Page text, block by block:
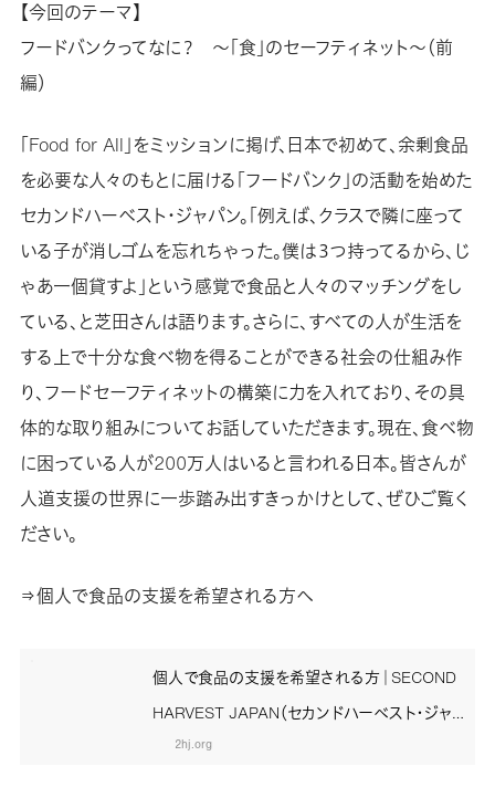
【今回のテーマ】
フードバンクってなに？ ～「食」のセーフティネット～（前
編）
「Food for All」をミッションに掲げ、日本で初めて、余剰食品
を必要な人々のもとに届ける「フードバンク」の活動を始めた
セカンドハーベスト・ジャパン。「例えば、クラスで隣に座って
いる子が消しゴムを忘れちゃった。僕は３つ持ってるから、じ
ゃあ一個貸すよ」という感覚で食品と人々のマッチングをし
ている、と芝田さんは語ります。さらに、すべての人が生活を
する上で十分な食べ物を得ることができる社会の仕組み作
り、フードセーフティネットの構築に力を入れており、その具
体的な取り組みについてお話していただきます。現在、食べ物
に困っている人が200万人はいると言われる日本。皆さんが
人道支援の世界に一歩踏み出すきっかけとして、ぜひご覧く
ださい。
⇒個人で食品の支援を希望される方へ
個人で食品の支援を希望される方｜SECOND
HARVEST JAPAN（セカンドハーベスト・ジャ
パン）2hj.org